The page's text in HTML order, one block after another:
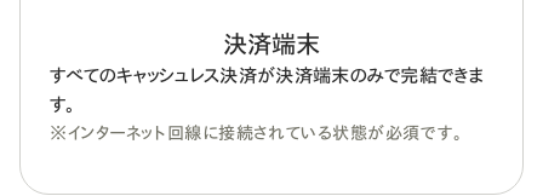
決済端末
すべてのキャッシュレス決済が決済端末のみで完結できま
す。
※インターネット回線に接続されている状態が必須です。